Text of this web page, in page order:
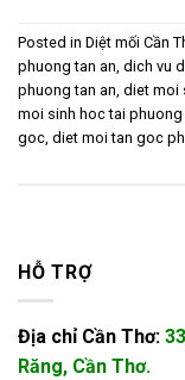
Posted in Diệt mối Cần
phuong tan an, dich vu
phuong tan an, diet moi
moi sinh hoc tai phuong
goc, diet moi tan goc
HỖ TRỢ
Địa chỉ Cần Thơ:
Răng, Cần Thơ.